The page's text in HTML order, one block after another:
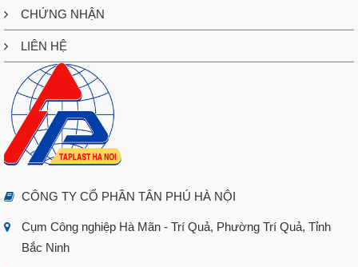
CHỨNG NHẬN
LIÊN HỆ
CÔNG TY CỔ PHẦN TÂN PHÚ HÀ NỘI
Cụm Công nghiệp Hà Mãn - Trí Quả, Phường Trí Quả, Tỉnh
Bắc Ninh